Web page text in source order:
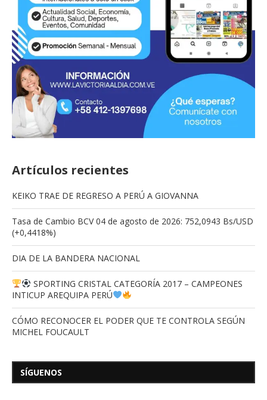
Artículos recientes
KEIKO TRAE DE REGRESO A PERÚ A GIOVANNA
Tasa de Cambio BCV 04 de agosto de 2026: 752,0943 Bs/USD
(+0,4418%)
DIA DE LA BANDERA NACIONAL
SPORTING CRISTAL CATEGORÍA 2017 – CAMPEONES
INTICUP AREQUIPA PERÚ
CÓMO RECONOCER EL PODER QUE TE CONTROLA SEGÚN
MICHEL FOUCAULT
SÍGUENOS